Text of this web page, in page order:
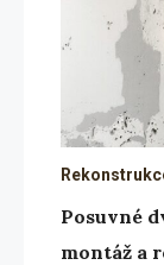
Posuvné
montáž a